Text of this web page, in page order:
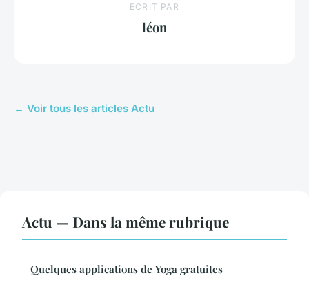
ECRIT PAR
léon
← Voir tous les articles Actu
Actu — Dans la même rubrique
Quelques applications de Yoga gratuites